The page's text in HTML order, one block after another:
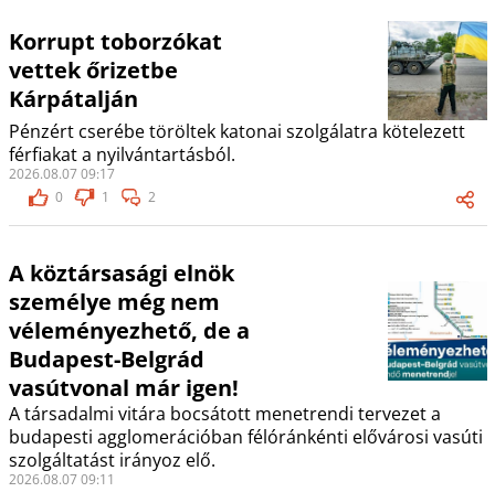
Korrupt toborzókat
vettek őrizetbe
Kárpátalján
Pénzért cserébe töröltek katonai szolgálatra kötelezett
férfiakat a nyilvántartásból.
2026.08.07 09:17
0
1 2
A köztársasági elnök
személye még nem
véleményezhető, de a
Budapest-Belgrád
vasútvonal már igen!
A társadalmi vitára bocsátott menetrendi tervezet a
budapesti agglomerációban félóránkénti elővárosi vasúti
szolgáltatást irányoz elő.
2026.08.07 09:11